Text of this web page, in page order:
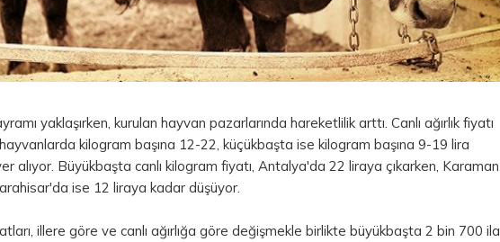
yaklaşırken, kurulan hayvan pazarlarında hareketlilik arttı. Canlı ağırlık fiyatı
kilogram başına 12-22, küçükbaşta ise kilogram başına 9-19 lira
alıyor. Büyükbaşta canlı kilogram fiyatı, Antalya'da 22 liraya çıkarken, Karaman
ise 12 liraya kadar düşüyor.
illere göre ve canlı ağırlığa göre değişmekle birlikte büyükbaşta 2 bin 700 ila